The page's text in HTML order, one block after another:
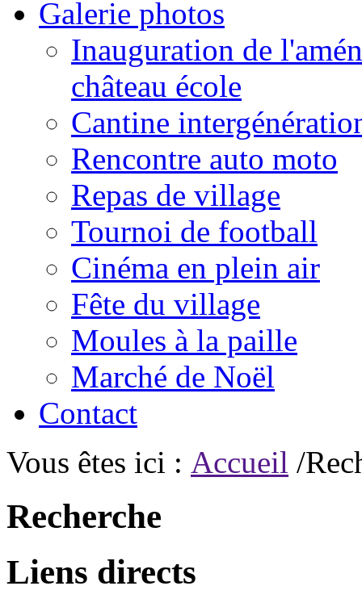
Galerie photos
Inauguration de
château école
Cantine
Rencontre auto moto
Repas de village
Tournoi de football
Cinéma en plein air
Fête du village
Moules à la paille
Marché de Noël
Contact
Vous êtes ici : Accueil /
Recherche
Liens directs